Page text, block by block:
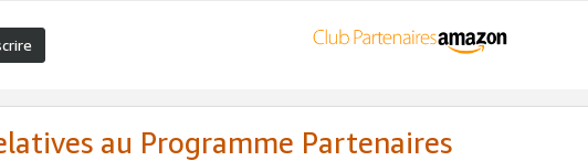
au Programme Partenaires